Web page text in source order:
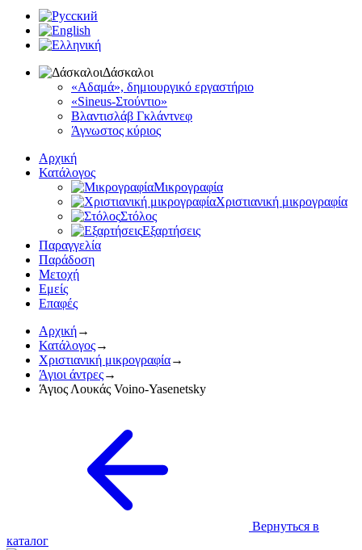
Δάσκαλοι
«Αδαμά», δημιουργικό εργαστήριο
«Sineus-Στούντιο»
Βλαντισλάβ Γκλάντνεφ
Άγνωστος κύριος
Αρχική
Κατάλογος
Μικρογραφία
Χριστιανική μικρογραφία
Στόλος
Εξαρτήσεις
Παραγγελία
Παράδοση
Mετοχή
Εμείς
Επαφές
Αρχική→
Κατάλογος→
Χριστιανική μικρογραφία→
Άγιοι άντρες→
Άγιος Λουκάς Voino-Yasenetsky
Вернуться в
каталог